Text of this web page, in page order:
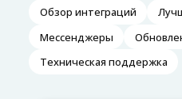
Обзор интеграций
Мессенджеры
Техническая поддержка